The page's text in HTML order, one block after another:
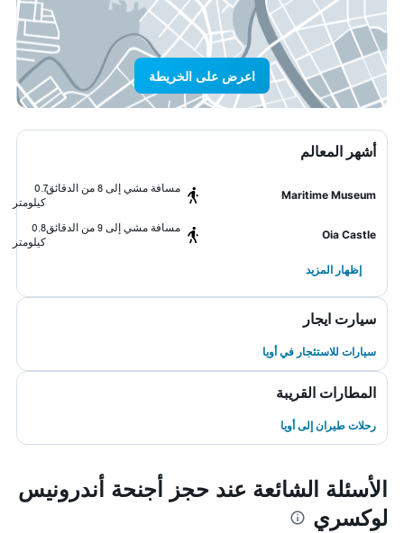
اعرض على الخريطة
أشهر المعالم
Maritime Museum
مسافة مشي إلى 8 من الدقائق
0.7
كيلومتر
Oia Castle
مسافة مشي إلى 9 من الدقائق
0.8
كيلومتر
إظهار المزيد
سيارت ايجار
سيارات للاستئجار في أويا
المطارات القريبة
رحلات طيران إلى أويا
الأسئلة الشائعة عند حجز أجنحة أندرونيس
لوكسري